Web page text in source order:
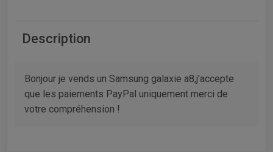
Description
Bonjour je vends un Samsung galaxie a8,j'accepte
que les paiements PayPal uniquement merci de
votre compréhension !